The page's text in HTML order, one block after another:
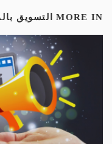
MORE IN التسويق